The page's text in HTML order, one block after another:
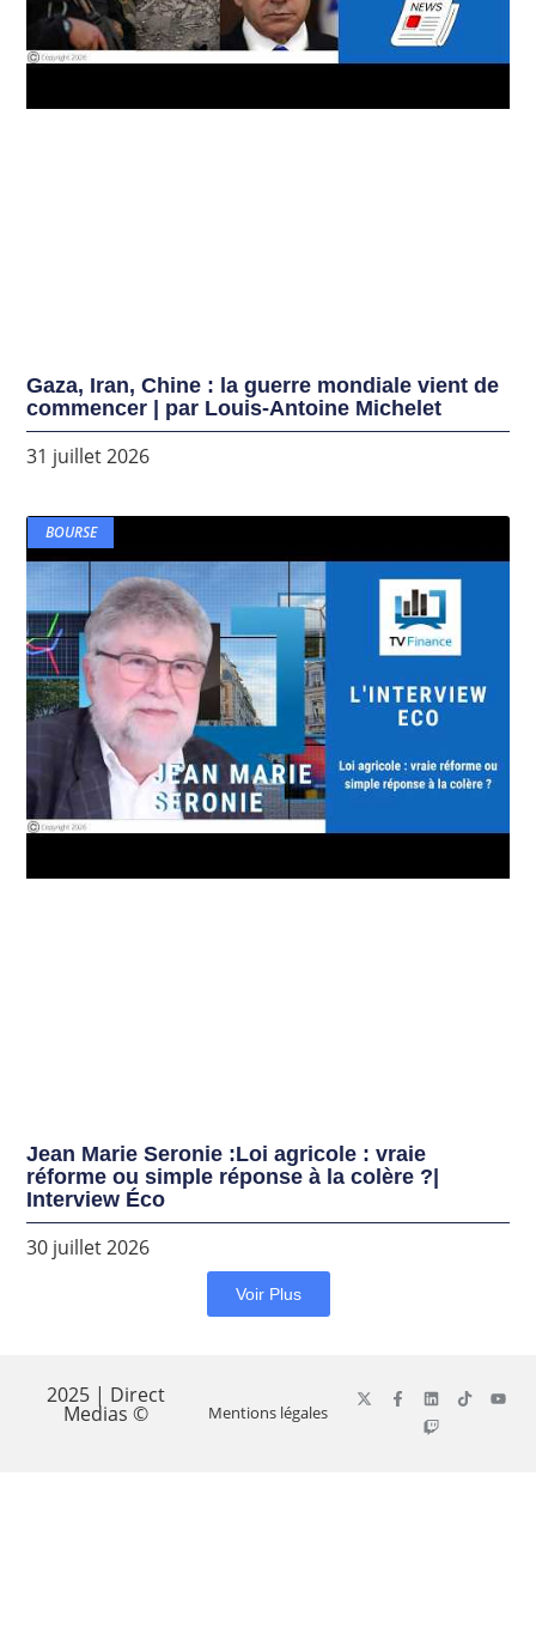
Gaza, Iran, Chine : la guerre mondiale vient de
commencer | par Louis-Antoine Michelet
31 juillet 2026
BOURSE
Jean Marie Seronie :Loi agricole : vraie
réforme ou simple réponse à la colère ?|
Interview Éco
30 juillet 2026
Voir Plus
2025 | Direct
Medias © Mentions légales